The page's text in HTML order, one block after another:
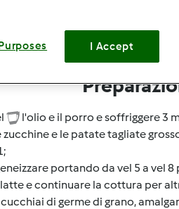
l'olio e il porro e soffriggere 3
zucchine e le patate tagliate
portando da vel 5 a vel 8
e continuare la cottura per
di germe di grano,
I Accept